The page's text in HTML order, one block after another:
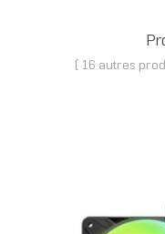
( 16 autres